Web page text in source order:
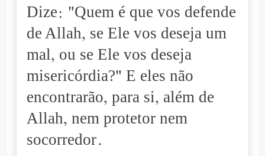
Dize: "Quem é que vos defende
de Allah, se Ele vos deseja um
mal, ou se Ele vos deseja
misericórdia?" E eles não
encontrarão, para si, além de
Allah, nem protetor nem
socorredor.